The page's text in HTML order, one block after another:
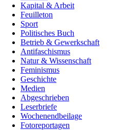
Kapital & Arbeit
Feuilleton
Sport
Politisches Buch
Betrieb & Gewerkschaft
Antifaschismus
Natur & Wissenschaft
Feminismus
Geschichte
Medien
Abgeschrieben
Leserbriefe
Wochenendbeilage
Fotoreportagen